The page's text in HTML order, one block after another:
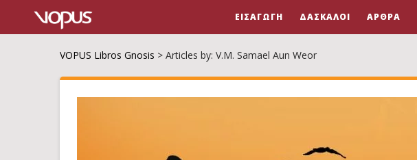
ΕΙΣΑΓΩΓΉ ΔΆΣΚΑΛΟΙ ΆΡΘΡΑ
VOPUS Libros Gnosis > Articles by: V.M. Samael Aun Weor